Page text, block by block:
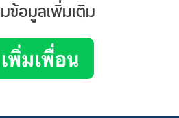
ข้อมูลเพิ่มเติม